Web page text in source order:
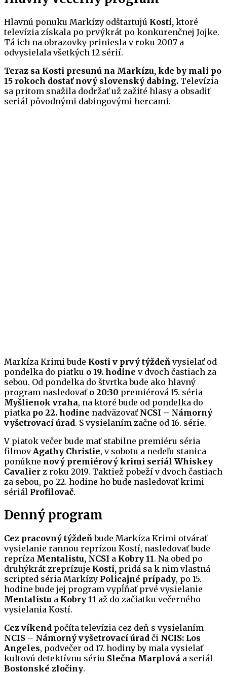
Hlavnú ponuku Markízy odštartujú Kosti, ktoré
televízia získala po prvýkrát po konkurenčnej Jojke.
Tá ich na obrazovky priniesla v roku 2007 a
odvysielala všetkých 12 sérií.
Teraz sa Kosti presunú na Markízu, kde by mali po
15 rokoch dostať nový slovenský dabing. Televízia
sa pritom snažila dodržať už zažité hlasy a obsadiť
seriál pôvodnými dabingovými hercami.
Markíza Krimi bude Kosti v prvý týždeň vysielať od
pondelka do piatku o 19. hodine v dvoch častiach za
sebou. Od pondelka do štvrtka bude ako hlavný
program nasledovať o 20:30 premiérová 15. séria
Myšlienok vraha, na ktoré bude od pondelka do
piatka po 22. hodine nadväzovaťNCSI – Námorný
vyšetrovací úrad. S vysielaním začne od 16. série.
V piatok večer bude mať stabilne premiéru séria
filmov Agathy Christie, v sobotu a nedeľu stanica
ponúkne nový premiérový krimi seriál Whiskey
Cavalier z roku 2019. Taktiež pobeží v dvoch častiach
za sebou, po 22. hodine ho bude nasledovať krimi
sériál Profilovač.
Denný program
Cez pracovný týždeň bude Markíza Krimi otvárať
vysielanie rannou reprízou Kostí, nasledovať bude
repríza Mentalistu, NCSI a Kobry 11. Na obed po
druhýkrát zreprízuje Kosti, pridá sa k nim vlastná
scripted séria Markízy Policajné prípady, po 15.
hodine bude jej program vypĺňať prvé vysielanie
Mentalistu a Kobry 11 až do začiatku večerného
vysielania Kostí.
Cez víkend počíta televízia cez deň s vysielaním
NCIS – Námorný vyšetrovací úrad či NCIS: Los
Angeles, podvečer od 17. hodiny by mala vysielať
kultovú detektívnu sériu Slečna Marplová a seriál
Bostonské zločiny.